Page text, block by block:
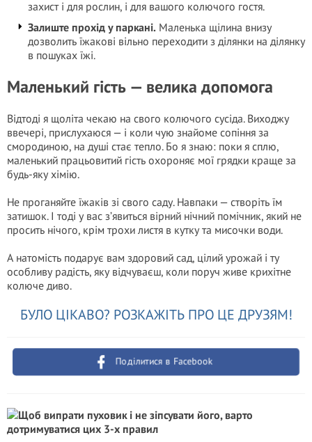
захист і для рослин, і для вашого колючого гостя.
Залиште прохід у паркані. Маленька щілина внизу
дозволить їжакові вільно переходити з ділянки на ділянку
в пошуках їжі.
Маленький гість — велика допомога
Відтоді я щоліта чекаю на свого колючого сусіда. Виходжу
ввечері, прислухаюся — і коли чую знайоме сопіння за
смородиною, на душі стає тепло. Бо я знаю: поки я сплю,
маленький працьовитий гість охороняє мої грядки краще за
будь-яку хімію.
Не проганяйте їжаків зі свого саду. Навпаки — створіть їм
затишок. І тоді у вас з’явиться вірний нічний помічник, який не
просить нічого, крім трохи листя в кутку та мисочки води.
А натомість подарує вам здоровий сад, цілий урожай і ту
особливу радість, яку відчуваєш, коли поруч живе крихітне
колюче диво.
БУЛО ЦІКАВО? РОЗКАЖІТЬ ПРО ЦЕ ДРУЗЯМ!
Поділитися в Facebook